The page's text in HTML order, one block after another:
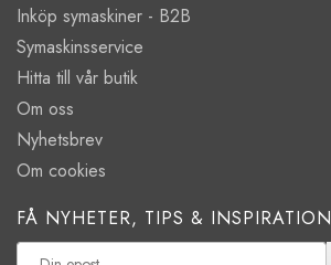
Inköp symaskiner - B2B
Symaskinsservice
Hitta till vår butik
Om oss
Nyhetsbrev
Om cookies
FÅ NYHETER, TIPS & INSPIRATION